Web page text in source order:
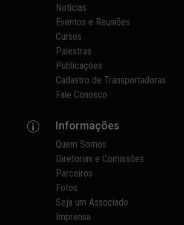
Notícias
Eventos e Reuniões
Cursos
Palestras
Publicações
Cadastro de Transportadoras
Fale Conosco
p Informações
Quem Somos
Diretorias e Comissões
Parceiros
Fotos
Seja um Associado
Imprensa